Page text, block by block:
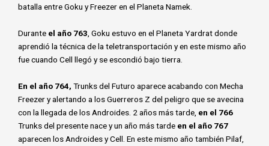
batalla entre Goku y Freezer en el Planeta Namek.
Durante el año 763, Goku estuvo en el Planeta Yardrat donde
aprendió la técnica de la teletransportación y en este mismo año
fue cuando Cell llegó y se escondió bajo tierra.
En el año 764, Trunks del Futuro aparece acabando con Mecha
Freezer y alertando a los Guerreros Z del peligro que se avecina
con la llegada de los Androides. 2 años más tarde, en el 766
Trunks del presente nace y un año más tarde en el año 767
aparecen los Androides y Cell. En este mismo año también Pilaf,